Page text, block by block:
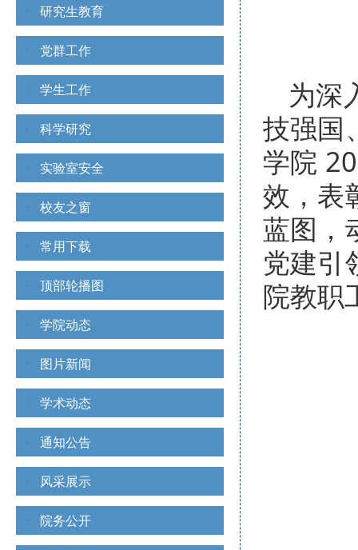
研究生教育
党群工作
学生工作
科学研究
实验室安全
校友之窗
常用下载
顶部轮播图
学院动态
图片新闻
学术动态
通知公告
风采展示
院务公开
为深
技强国
学院
效，表
蓝图，
党建引
院教职